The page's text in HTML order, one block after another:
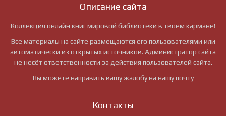
Описание сайта
Коллекция онлайн книг мировой библиотеки в твоем кармане!
Все материалы на сайте размещаются его пользователями или
автоматически из открытых источников. Администратор сайта
не несёт ответственности за действия пользователей сайта.
Вы можете направить вашу жалобу на нашу почту
Контакты